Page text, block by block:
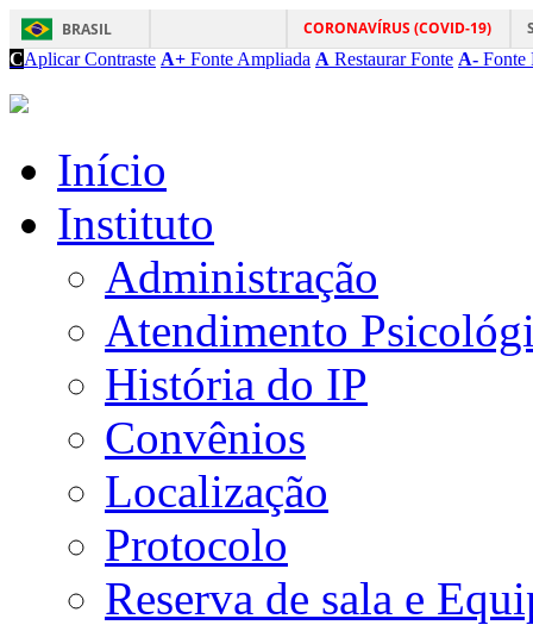
BRASIL CORONAVÍRUS (COVID-19)
CAplicar Contraste A+ Fonte Ampliada A Restaurar Fonte A- Fonte
Início
Instituto
Administração
Atendimento
História do IP
Convênios
Localização
Protocolo
Reserva de sala e